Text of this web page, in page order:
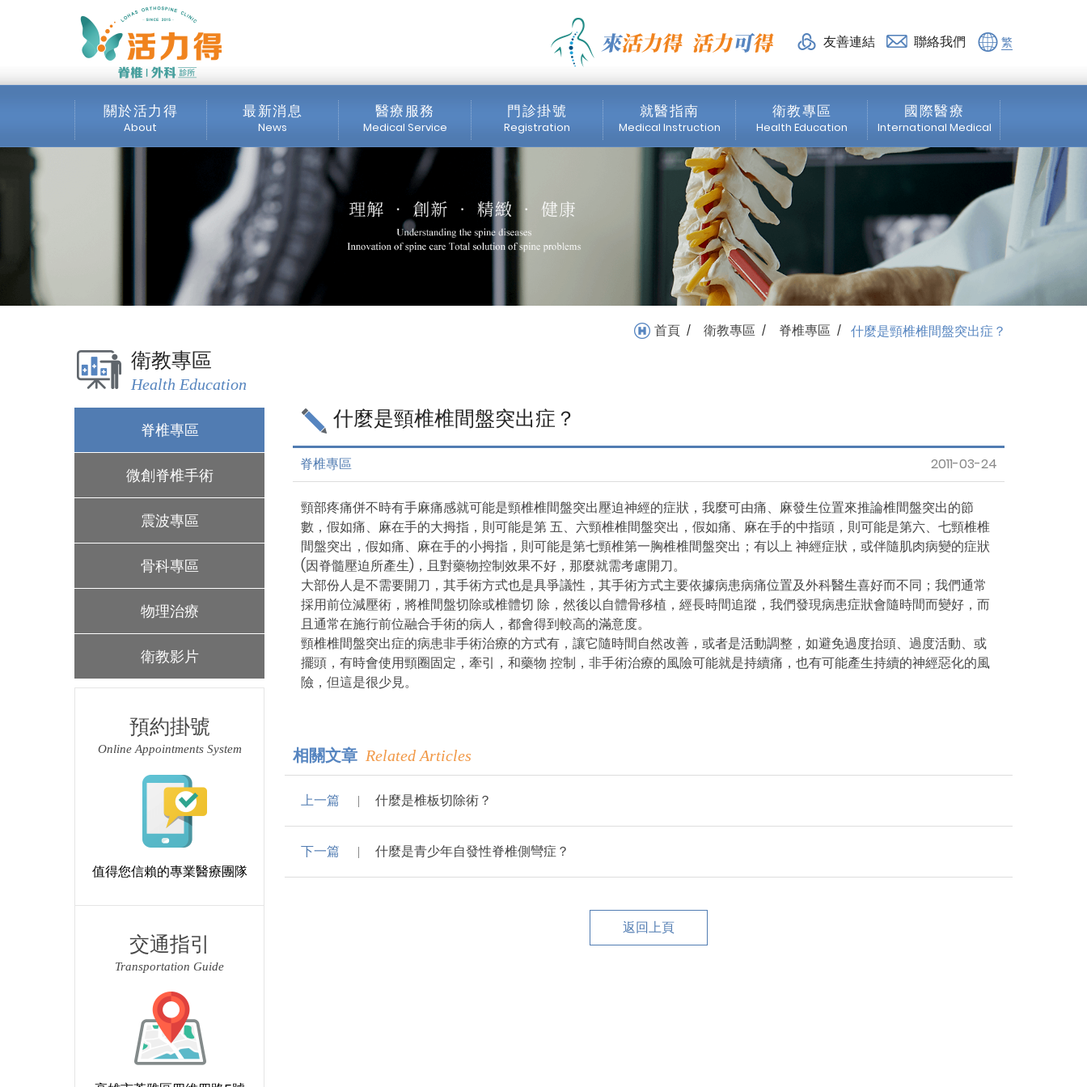
什麼是頸椎椎間盤突出症？_脊椎專區_衛教專區 | 活力得脊椎外科診所
友善連結 聯絡我們 繁
主選單
關於活力得
About
最新消息
News
全部消息
最新公告
公開資訊
媒體專區
醫療服務
Medical Service
醫師簡介
內視鏡中心
門診掛號
Registration
網路掛號
就醫指南
Medical Instruction
掛號注意事項
收費標準
衛教專區
Health Education
脊椎專區
微創脊椎手術
震波專區
骨科專區
國際醫療
International Medical
News
About us
Medical Service
Healthcare Services
Contact us
首頁 / 衛教專區 / 脊椎專區 / 什麼是頸椎椎間盤突出症？
衛教專區
Health Education
脊椎專區
微創脊椎手術
震波專區
骨科專區
物理治療
衛教影片
預約掛號
Online Appointments System
值得您信賴的專業醫療團隊
交通指引
Transportation Guide
什麼是頸椎椎間盤突出症？
脊椎專區 2011-03-24
頸部疼痛併不時有手麻痛感就可能是頸椎椎間盤突出壓迫神經的症狀，我麼可由痛、麻發生位置來推論椎間盤突出的節
數，假如痛、麻在手的大拇指，則可能是第 五、六頸椎椎間盤突出，假如痛、麻在手的中指頭，則可能是第六、七頸椎椎
間盤突出，假如痛、麻在手的小拇指，則可能是第七頸椎第一胸椎椎間盤突出；有以上 神經症狀，或伴隨肌肉病變的症狀
(因脊髓壓迫所產生)，且對藥物控制效果不好，那麼就需考慮開刀。
大部份人是不需要開刀，其手術方式也是具爭議性，其手術方式主要依據病患病痛位置及外科醫生喜好而不同；我們通常
採用前位減壓術，將椎間盤切除或椎體切 除，然後以自體骨移植，經長時間追蹤，我們發現病患症狀會隨時間而變好，而
且通常在施行前位融合手術的病人，都會得到較高的滿意度。
頸椎椎間盤突出症的病患非手術治療的方式有，讓它隨時間自然改善，或者是活動調整，如避免過度抬頭、過度活動、或
擺頭，有時會使用頸圈固定，牽引，和藥物 控制，非手術治療的風險可能就是持續痛，也有可能產生持續的神經惡化的風
險，但這是很少見。
相關文章 Related Articles
上一篇 什麼是椎板切除術？
下一篇 什麼是青少年自發性脊椎側彎症？
返回上頁